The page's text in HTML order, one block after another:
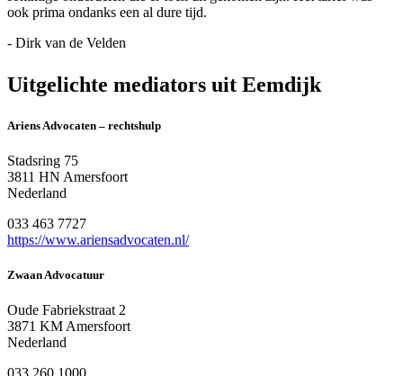
ook prima ondanks een al dure tijd.
- Dirk van de Velden
Uitgelichte mediators uit Eemdijk
Ariens Advocaten – rechtshulp
Stadsring 75
3811 HN Amersfoort
Nederland
033 463 7727
https://www.ariensadvocaten.nl/
Zwaan Advocatuur
Oude Fabriekstraat 2
3871 KM Amersfoort
Nederland